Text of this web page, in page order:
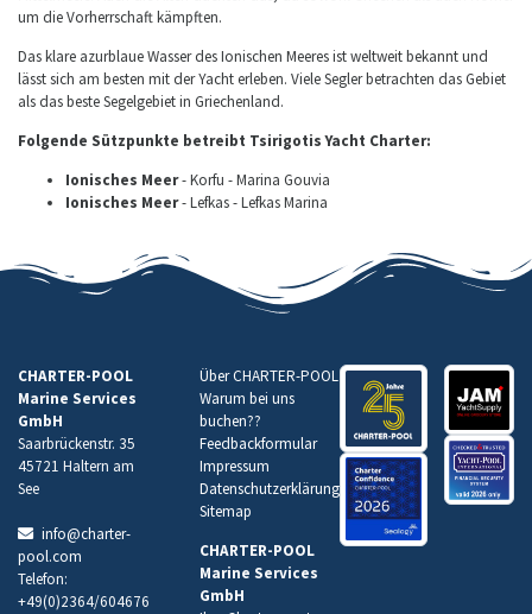
um die Vorherrschaft kämpften.
Das klare azurblaue Wasser des Ionischen Meeres ist weltweit bekannt und
lässt sich am besten mit der Yacht erleben. Viele Segler betrachten das Gebiet
als das beste Segelgebiet in Griechenland.
Folgende Sützpunkte betreibt Tsirigotis Yacht Charter:
Ionisches Meer- Korfu - Marina Gouvia
Ionisches Meer- Lefkas - Lefkas Marina
CHARTER-POOL
Marine Services
GmbH
Saarbrückenstr. 35
45721 Haltern am
See
info@charter-
pool.com
Telefon:
+49(0)2364/604676
Über CHARTER-POOL
Warum bei uns
buchen??
Feedbackformular
Impressum
Datenschutzerklärung
Sitemap
CHARTER-POOL
Marine Services
GmbH